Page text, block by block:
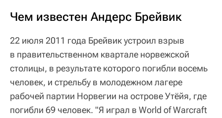
Чем известен Андерс Брейвик
22 июля 2011 года Брейвик устроил взрыв
в правительственном квартале норвежской
столицы, в результате которого погибли восемь
человек, и стрельбу в молодежном лагере
рабочей партии Норвегии на острове Утёйя, где
погибли 69 человек. "Я играл в World of Warcraft